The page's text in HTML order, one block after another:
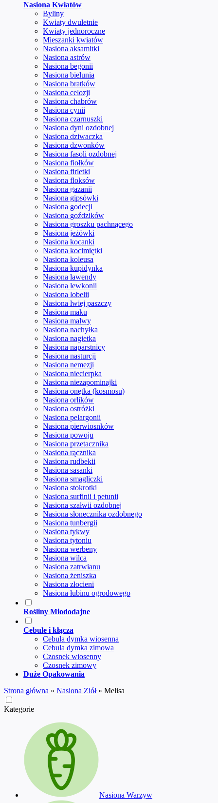
Nasiona Kwiatów
Byliny
Kwiaty dwuletnie
Kwiaty jednoroczne
Mieszanki kwiatów
Nasiona aksamitki
Nasiona astrów
Nasiona begonii
Nasiona bielunia
Nasiona bratków
Nasiona celozji
Nasiona chabrów
Nasiona cynii
Nasiona czarnuszki
Nasiona dyni ozdobnej
Nasiona dziwaczka
Nasiona dzwonków
Nasiona fasoli ozdobnej
Nasiona fiołków
Nasiona firletki
Nasiona floksów
Nasiona gazanii
Nasiona gipsówki
Nasiona godecji
Nasiona goździków
Nasiona groszku pachnącego
Nasiona jeżówki
Nasiona kocanki
Nasiona kocimiętki
Nasiona koleusa
Nasiona kupidynka
Nasiona lawendy
Nasiona lewkonii
Nasiona lobelii
Nasiona lwiej paszczy
Nasiona maku
Nasiona malwy
Nasiona nachyłka
Nasiona nagietka
Nasiona naparstnicy
Nasiona nasturcji
Nasiona nemezji
Nasiona niecierpka
Nasiona niezapominajki
Nasiona onętka (kosmosu)
Nasiona orlików
Nasiona ostróżki
Nasiona pelargonii
Nasiona pierwiosnków
Nasiona powoju
Nasiona przetacznika
Nasiona rącznika
Nasiona rudbekii
Nasiona sasanki
Nasiona smagliczki
Nasiona stokrotki
Nasiona surfinii i petunii
Nasiona szałwii ozdobnej
Nasiona słonecznika ozdobnego
Nasiona tunbergii
Nasiona tykwy
Nasiona tytoniu
Nasiona werbeny
Nasiona wilca
Nasiona zatrwianu
Nasiona żeniszka
Nasiona złocieni
Nasiona łubinu ogrodowego
Rośliny Miododajne
Cebule i kłącza
Cebula dymka wiosenna
Cebula dymka zimowa
Czosnek wiosenny
Czosnek zimowy
Duże Opakowania
Strona główna » Nasiona Ziół» Melisa
Kategorie
Nasiona Warzyw